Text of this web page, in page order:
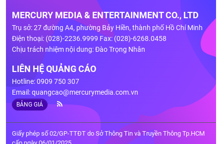
MERCURY MEDIA & ENTERTAINMENT CO., LTD
Trụ sở: 27 đường A4, phường Bảy Hiền, thành phố Hồ Chí Minh
Điện thoại: (028)-2236.9999 Fax: (028)-6268.0458
Chịu trách nhiệm nội dung: Đào Trọng Nhân
LIÊN HỆ QUẢNG CÁO
Hotline: 0909 750 307
Email:quangcao@mercurymedia.com.vn
BẢNG GIÁ
Giấy phép số 02/GP-TTĐT do Sở Thông Tin và Truyền Thông Tp.HCM